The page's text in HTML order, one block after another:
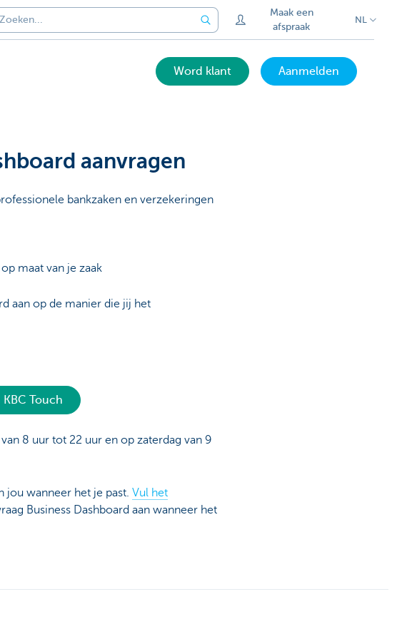
Maak een
afspraak
NL
Word klant Aanmelden
aanvragen
bankzaken en verzekeringen
maat van je zaak
aan op de manier die jij het
KBC Touch
8 uur tot 22 uur en op zaterdag van 9
jou wanneer het je past. Vul het
Business Dashboard aan wanneer het